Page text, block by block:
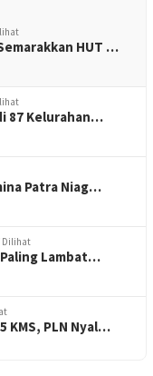
HUT …
87 Kelurahan…
Patra Niag…
Dilihat
Paling Lambat…
KMS, PLN Nyal…